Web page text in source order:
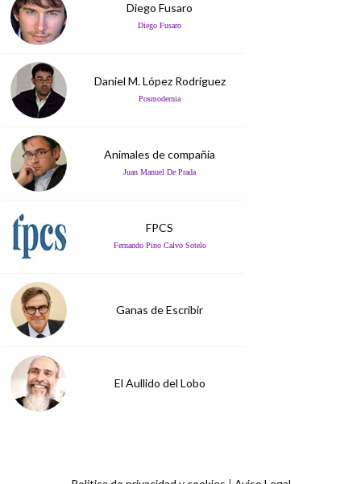
Diego Fusaro
Diego Fusaro
Daniel M. López Rodríguez
Posmodernia
Animales de compañía
Juan Manuel De Prada
FPCS
Fernando Pino Calvo Sotelo
Ganas de Escribir
El Aullido del Lobo